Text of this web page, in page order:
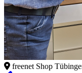
freenet Shop